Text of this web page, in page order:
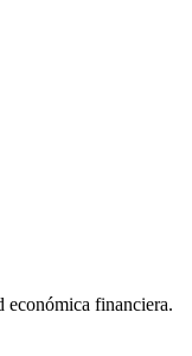
económica financiera.